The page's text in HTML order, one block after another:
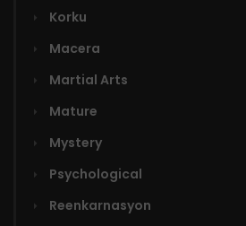
Korku
Macera
Martial Arts
Mature
Mystery
Psychological
Reenkarnasyon